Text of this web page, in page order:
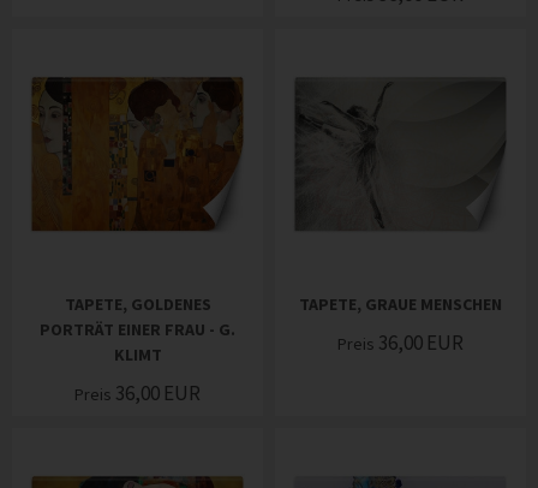
TAPETE, GOLDENES
PORTRÄT EINER FRAU - G.
KLIMT
Preis 36,00 EUR
TAPETE, GRAUE MENSCHEN
Preis 36,00 EUR